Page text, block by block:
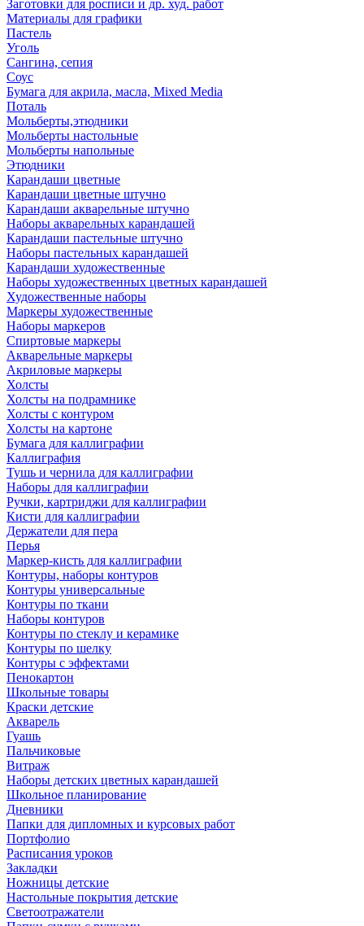
Заготовки для росписи и др. худ. работ
Материалы для графики
Пастель
Уголь
Сангина, сепия
Соус
Бумага для акрила, масла, Mixed Media
Поталь
Мольберты,этюдники
Мольберты настольные
Мольберты напольные
Этюдники
Карандаши цветные
Карандаши цветные штучно
Карандаши акварельные штучно
Наборы акварельных карандашей
Карандаши пастельные штучно
Наборы пастельных карандашей
Карандаши художественные
Наборы художественных цветных карандашей
Художественные наборы
Маркеры художественные
Наборы маркеров
Спиртовые маркеры
Акварельные маркеры
Акриловые маркеры
Холсты
Холсты на подрамнике
Холсты с контуром
Холсты на картоне
Бумага для каллиграфии
Каллиграфия
Тушь и чернила для каллиграфии
Наборы для каллиграфии
Ручки, картриджи для каллиграфии
Кисти для каллиграфии
Держатели для пера
Перья
Маркер-кисть для каллиграфии
Контуры, наборы контуров
Контуры универсальные
Контуры по ткани
Наборы контуров
Контуры по стеклу и керамике
Контуры по шелку
Контуры с эффектами
Пенокартон
Школьные товары
Краски детские
Акварель
Гуашь
Пальчиковые
Витраж
Наборы детских цветных карандашей
Школьное планирование
Дневники
Папки для дипломных и курсовых работ
Портфолио
Расписания уроков
Закладки
Ножницы детские
Настольные покрытия детские
Светоотражатели